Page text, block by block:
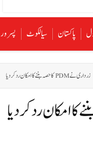
پاکستان سیالکوٹ پسرور
زرداری نے PDM کا حصہ بننے کا امکان رد کردیا